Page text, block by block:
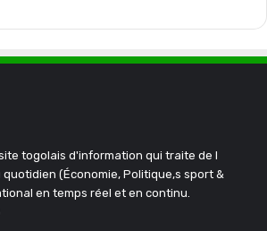
togolais d'information qui traite de l
(Économie, Politique,s sport &
en temps réel et en continu.